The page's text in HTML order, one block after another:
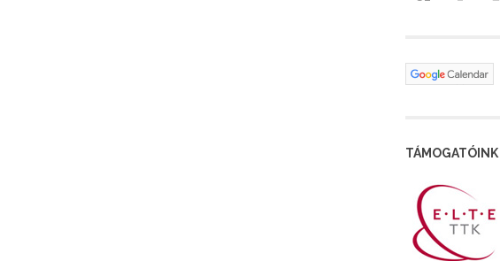
TÁMOGATÓINK